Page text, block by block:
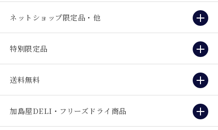
ネットショップ限定品・他
特別限定品
送料無料
加島屋DELI・フリーズドライ商品